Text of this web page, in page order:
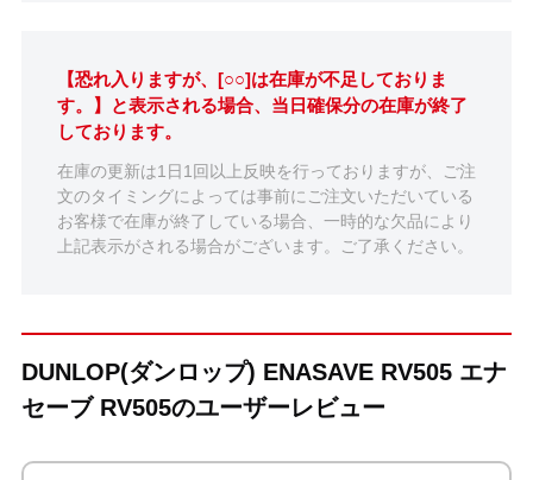
【恐れ入りますが、[○○]は在庫が不足しておりま
す。】と表示される場合、当日確保分の在庫が終了
しております。
在庫の更新は1日1回以上反映を行っておりますが、ご注
文のタイミングによっては事前にご注文いただいている
お客様で在庫が終了している場合、一時的な欠品により
上記表示がされる場合がございます。ご了承ください。
DUNLOP(ダンロップ) ENASAVE RV505 エナ
セーブ RV505のユーザーレビュー